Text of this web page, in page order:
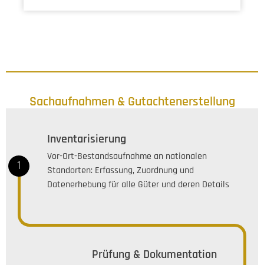
Sachaufnahmen & Gutachtenerstellung
1
Inventarisierung
Vor-Ort-Bestandsaufnahme an nationalen
Standorten: Erfassung, Zuordnung und
Datenerhebung für alle Güter und deren Details
Prüfung & Dokumentation